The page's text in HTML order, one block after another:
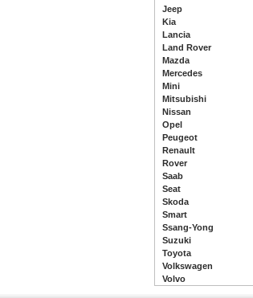
Jeep
Kia
Lancia
Land Rover
Mazda
Mercedes
Mini
Mitsubishi
Nissan
Opel
Peugeot
Renault
Rover
Saab
Seat
Skoda
Smart
Ssang-Yong
Suzuki
Toyota
Volkswagen
Volvo